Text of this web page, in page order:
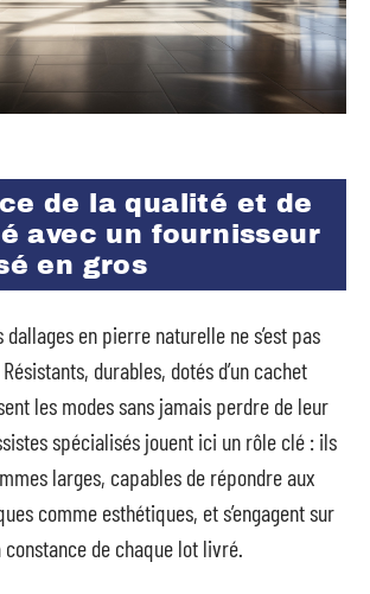
de la qualité et de
avec un fournisseur
en gros
en pierre naturelle ne s’est pas
durables, dotés d’un cachet
les modes sans jamais perdre de leur
spécialisés jouent ici un rôle clé : ils
larges, capables de répondre aux
comme esthétiques, et s’engagent sur
de chaque lot livré.